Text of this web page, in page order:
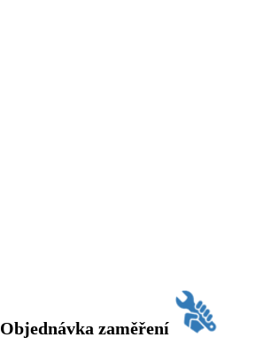
Objednávka zaměření